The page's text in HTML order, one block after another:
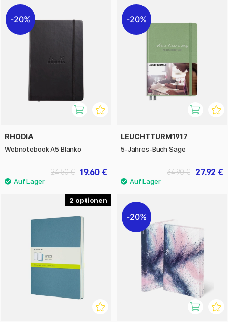
20%
RHODIA
Webnotebook A5 Blanko
19.60 €
24.50 €
20%
LEUCHTTURM1917
5-Jahres-Buch Sage
27.92 €
34.90 €
2
20%